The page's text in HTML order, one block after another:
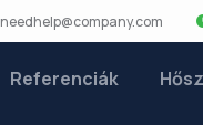
needhelp@company.com
Referenciák